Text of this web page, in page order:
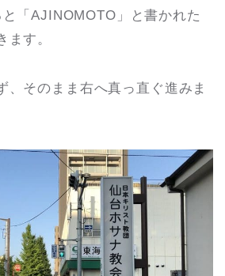
「AJINOMOTO」と書かれた
ます。
、そのまま右へ真っ直ぐ進みま